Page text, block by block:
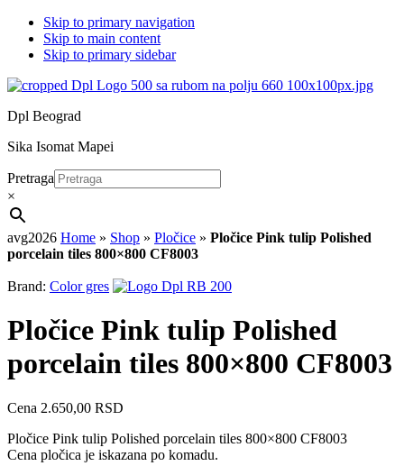
Skip to primary navigation
Skip to main content
Skip to primary sidebar
Dpl Beograd
Sika Isomat Mapei
Pretraga
×
avg2026 Home » Shop » Pločice » Pločice Pink tulip Polished
porcelain tiles 800×800 CF8003
Brand: Color gres
Pločice Pink tulip Polished
porcelain tiles 800×800 CF8003
Cena 2.650,00 RSD
Pločice Pink tulip Polished porcelain tiles 800×800 CF8003
Cena pločica je iskazana po komadu.